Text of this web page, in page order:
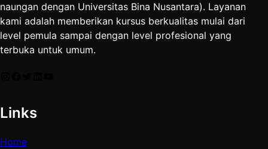
naungan dengan Universitas Bina Nusantara). Layanan
kami adalah memberikan kursus berkualitas mulai dari
level pemula sampai dengan level profesional yang
terbuka untuk umum.
Links
Home